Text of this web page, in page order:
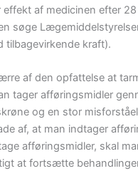
effekt af medicinen efter
søge
tilbagevirkende kraft).
af den opfattelse at
tager afføringsmidler
og en stor
af, at man indtager
afføringsmidler, skal
at fortsætte